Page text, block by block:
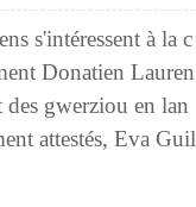
s'intéressent à la c
Donatien Lauren
gwerziou en lan
attestés, Eva Guil